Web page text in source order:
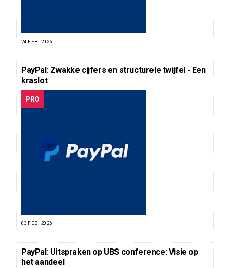
24 FEB. 2026
PayPal: Zwakke cijfers en structurele twijfel - Een
kraslot
PRO
03 FEB. 2026
PayPal: Uitspraken op UBS conference: Visie op
het aandeel